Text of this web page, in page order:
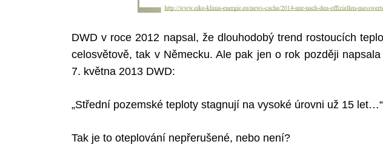
DWD v roce 2012 napsal, že dlouhodobý trend rostoucích
celosvětově, tak v Německu. Ale pak jen o rok později
7. května 2013 DWD:
„Střední pozemské teploty stagnují na vysoké úrovni už 15 let…“
Tak je to oteplování nepřerušené, nebo není?
for: